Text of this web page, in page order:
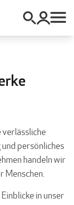
persönliches
handeln wir
Menschen.
in unser